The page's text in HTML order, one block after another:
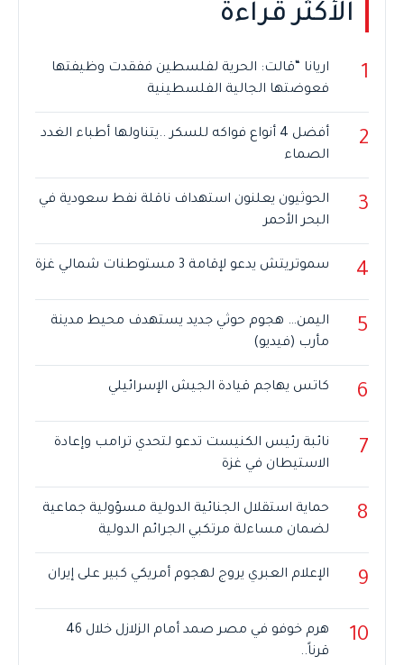
الأكثر قراءة
1
اريانا “قالت: الحرية لفلسطين ففقدت وظيفتها
فعوضتها الجالية الفلسطينية
2
أفضل 4 أنواع فواكه للسكر ..يتناولها أطباء الغدد
الصماء
3
الحوثيون يعلنون استهداف ناقلة نفط سعودية في
البحر الأحمر
4 سموتريتش يدعو لإقامة 3 مستوطنات شمالي غزة
5
اليمن… هجوم حوثي جديد يستهدف محيط مدينة
مأرب (فيديو)
6 كاتس يهاجم قيادة الجيش الإسرائيلي
7
نائبة رئيس الكنيست تدعو لتحدي ترامب وإعادة
الاستيطان في غزة
8
حماية استقلال الجنائية الدولية مسؤولية جماعية
لضمان مساءلة مرتكبي الجرائم الدولية
9 الإعلام العبري يروج لهجوم أمريكي كبير على إيران
10
هرم خوفو في مصر صمد أمام الزلازل خلال 46
قرناً..